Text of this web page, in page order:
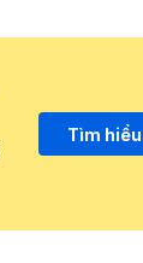
Tìm